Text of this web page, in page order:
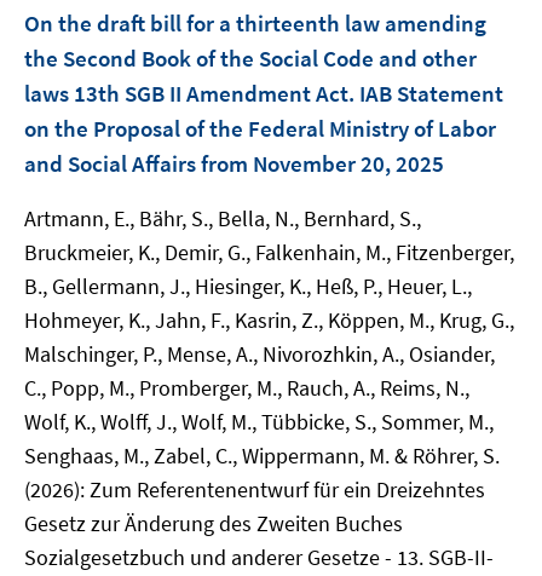
On the draft bill for a thirteenth law amending
the Second Book of the Social Code and other
laws 13th SGB II Amendment Act. IAB Statement
on the Proposal of the Federal Ministry of Labor
and Social Affairs from November 20, 2025
Artmann, E., Bähr, S., Bella, N., Bernhard, S.,
Bruckmeier, K., Demir, G., Falkenhain, M., Fitzenberger,
B., Gellermann, J., Hiesinger, K., Heß, P., Heuer, L.,
Hohmeyer, K., Jahn, F., Kasrin, Z., Köppen, M., Krug, G.,
Malschinger, P., Mense, A., Nivorozhkin, A., Osiander,
C., Popp, M., Promberger, M., Rauch, A., Reims, N.,
Wolf, K., Wolff, J., Wolf, M., Tübbicke, S., Sommer, M.,
Senghaas, M., Zabel, C., Wippermann, M. & Röhrer, S.
(2026): Zum Referentenentwurf für ein Dreizehntes
Gesetz zur Änderung des Zweiten Buches
Sozialgesetzbuch und anderer Gesetze - 13. SGB-II-